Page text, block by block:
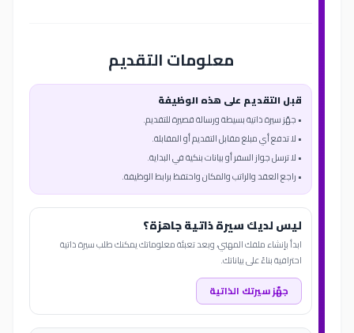
معلومات التقديم
قبل التقديم على هذه الوظيفة
• جهّز سيرة ذاتية بسيطة ورسالة قصيرة للتقديم.
• لا تدفع أي مبلغ مقابل التقديم أو المقابلة.
• لا ترسل جواز السفر أو بيانات بنكية في البداية.
• راجع العقد والراتب والمكان واحتفظ برابط الوظيفة.
ليس لديك سيرة ذاتية جاهزة؟
ابدأ بإنشاء ملفك المهني، وبعد تعبئة معلوماتك يمكنك طلب سيرة ذاتية
احترافية بناءً على بياناتك.
جهّز سيرتك الذاتية